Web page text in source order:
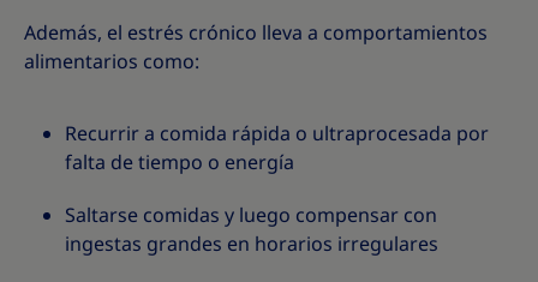
Además, el estrés crónico lleva a comportamientos
alimentarios como:
Recurrir a comida rápida o ultraprocesada por
falta de tiempo o energía
Saltarse comidas y luego compensar con
ingestas grandes en horarios irregulares